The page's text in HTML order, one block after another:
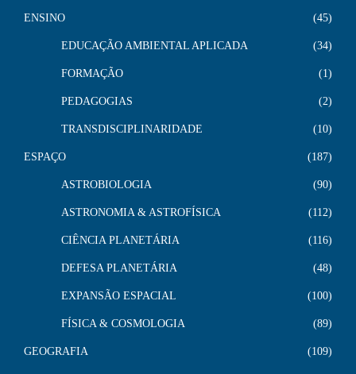
ENSINO 45
EDUCAÇÃO AMBIENTAL APLICADA 34
FORMAÇÃO 1
PEDAGOGIAS 2
TRANSDISCIPLINARIDADE 10
ESPAÇO 187
ASTROBIOLOGIA 90
ASTRONOMIA & ASTROFÍSICA 112
CIÊNCIA PLANETÁRIA 116
DEFESA PLANETÁRIA 48
EXPANSÃO ESPACIAL 100
FÍSICA & COSMOLOGIA 89
GEOGRAFIA 109